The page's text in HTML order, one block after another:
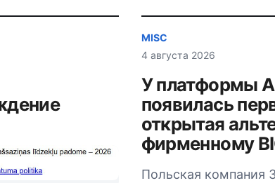
MISC
4 августа 2026
У платформы
появилась
открытая
фирменному
Польская компания